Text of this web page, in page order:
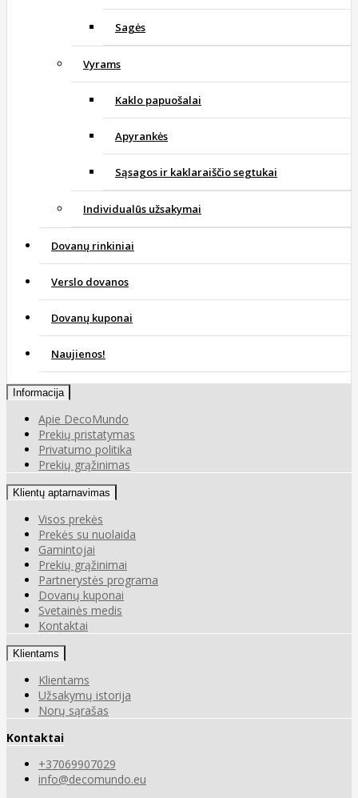
Sagės
Vyrams
Kaklo papuošalai
Apyrankės
Sąsagos ir kaklaraiščio segtukai
Individualūs užsakymai
Dovanų rinkiniai
Verslo dovanos
Dovanų kuponai
Naujienos!
Informacija
Apie DecoMundo
Prekių pristatymas
Privatumo politika
Prekių grąžinimas
Klientų aptarnavimas
Visos prekės
Prekės su nuolaida
Gamintojai
Prekių grąžinimai
Partnerystės programa
Dovanų kuponai
Svetainės medis
Kontaktai
Klientams
Klientams
Užsakymų istorija
Norų sąrašas
Kontaktai
+37069907029
info@decomundo.eu